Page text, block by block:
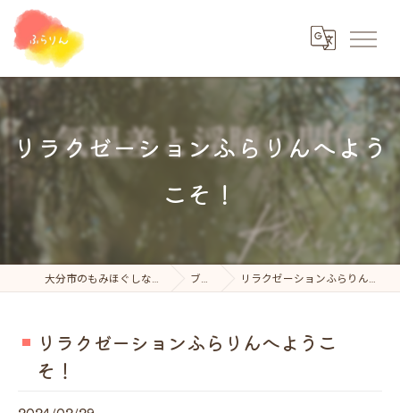
リラクゼーションふらりんへよう
こそ！
大分市のもみほぐしならふらりん ブログ リラクゼーションふらりんへようこそ！
リラクゼーションふらりんへようこ
そ！